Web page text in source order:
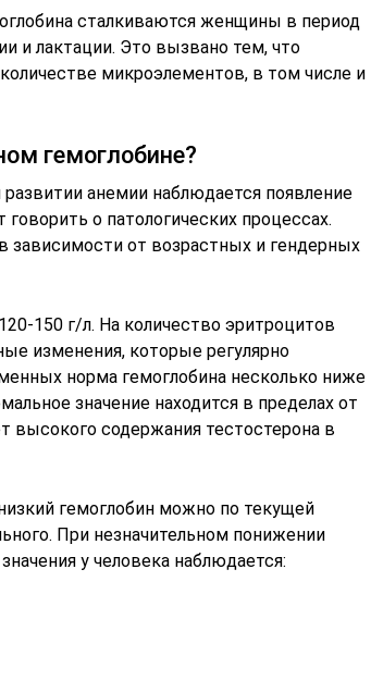
сталкиваются женщины в период
и лактации. Это вызвано тем, что
микроэлементов, в том числе и
гемоглобине?
анемии наблюдается появление
о патологических процессах.
зависимости от возрастных и гендерных
150 г/л. На количество эритроцитов
изменения, которые регулярно
норма гемоглобина несколько ниже
значение находится в пределах от
высокого содержания тестостерона в
гемоглобин можно по текущей
При незначительном понижении
у человека наблюдается: